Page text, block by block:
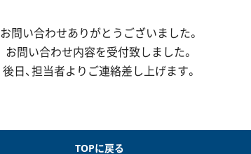
お問い合わせありがとうございました。
お問い合わせ内容を受付致しました。
後日、担当者よりご連絡差し上げます。
TOPに戻る